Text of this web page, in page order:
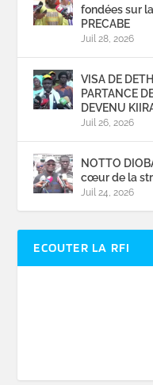
fondées sur
PRECABE
Juil 28, 2026
VISA DE
PARTANCE
DEVENU
Juil 26, 2026
NOTTO
cœur de la
Juil 24, 2026
ECOUTER LA RFI